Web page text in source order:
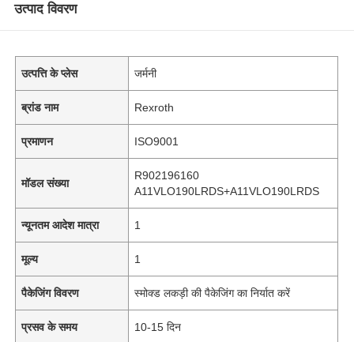
उत्पाद विवरण
उत्पत्ति के प्लेस जर्मनी
ब्रांड नाम Rexroth
प्रमाणन ISO9001
मॉडल संख्या
R902196160
A11VLO190LRDS+A11VLO190LRDS
न्यूनतम आदेश मात्रा 1
मूल्य 1
पैकेजिंग विवरण स्मोक्ड लकड़ी की पैकेजिंग का निर्यात करें
प्रसव के समय 10-15 दिन